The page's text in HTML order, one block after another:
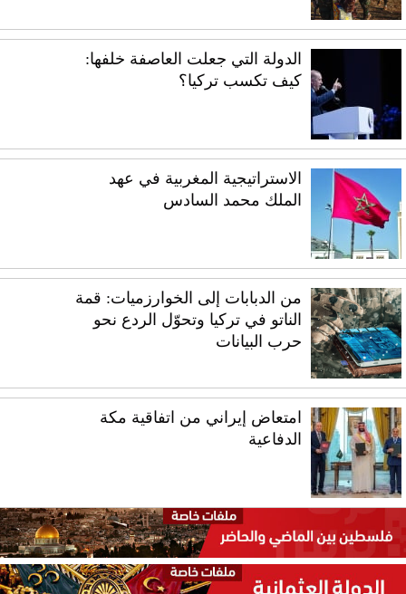
الدولة التي جعلت العاصفة خلفها:
كيف تكسب تركيا؟
الاستراتيجية المغربية في عهد
الملك محمد السادس
من الدبابات إلى الخوارزميات: قمة
الناتو في تركيا وتحوّل الردع نحو
حرب البيانات
امتعاض إيراني من اتفاقية مكة
الدفاعية